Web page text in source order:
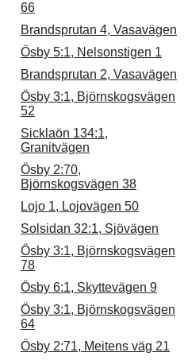
66
Brandsprutan 4, Vasavägen
Ösby 5:1, Nelsonstigen 1
Brandsprutan 2, Vasavägen
Ösby 3:1, Björnskogsvägen
52
Sicklaön 134:1,
Granitvägen
Ösby 2:70,
Björnskogsvägen 38
Lojo 1, Lojovägen 50
Solsidan 32:1, Sjövägen
Ösby 3:1, Björnskogsvägen
78
Ösby 6:1, Skyttevägen 9
Ösby 3:1, Björnskogsvägen
64
Ösby 2:71, Meitens väg 21